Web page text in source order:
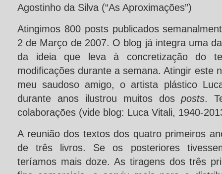
Agostinho da Silva (“As Aproximações”)
Atingimos 800 posts publicados
2 de Março de 2007. O blog já integra uma
da ideia que leva à concretização do
modificações durante a semana. Atingir este
meu saudoso amigo, o artista plástico
durante anos ilustrou muitos dosposts.
colaborações (vide blog: Luca Vitali, 1940-
A reunião dos textos dos quatro primeiros
de três livros. Se os posteriores
teríamos mais doze. As tiragens dos três